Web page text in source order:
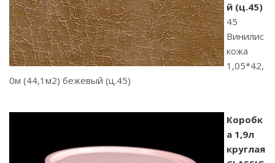
й (ц.45)
45
Винилис
кожа
1,05*42,
0м (44,1м2) бежевый (ц.45)
Коробк
а 1,9л
круглая